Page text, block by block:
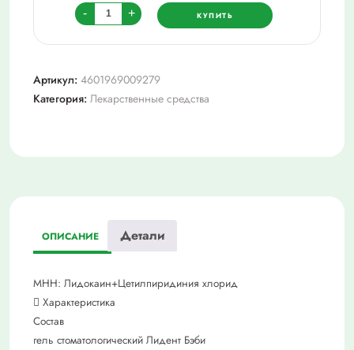
-
Количество
товара
Лидент
гель
стомат.
+0,1%
10
+ КУПИТЬ
Артикул: 4601969009279
Категория: Лекарственные средства
ОПИСАНИЕ Детали
МНН: Лидокаин+Цетилпиридиния хлорид
 Характеристика
Состав
гель стоматологический Лидент Бэби